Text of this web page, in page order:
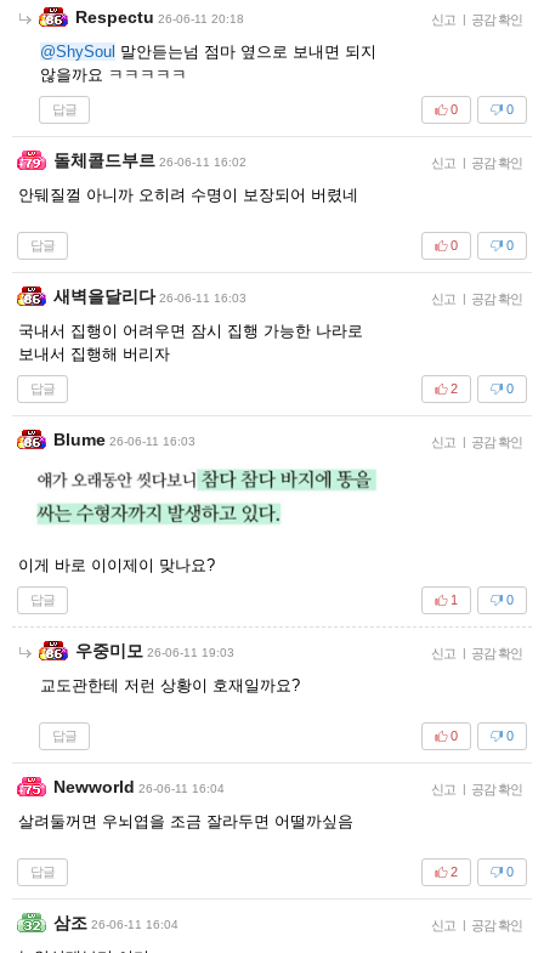
Respectu 26-06-11 20:18 신고 | 공감 확인
@ShySoul 말안듣는넘 점마 옆으로 보내면 되지
않을까요 ㅋㅋㅋㅋㅋ
답글 0
0
돌체콜드부르 26-06-11 16:02 신고 | 공감 확인
안뒈질껄 아니까 오히려 수명이 보장되어 버렸네
답글 0
0
새벽을달리다 26-06-11 16:03 신고 | 공감 확인
국내서 집행이 어려우면 잠시 집행 가능한 나라로
보내서 집행해 버리자
답글 0
2
Blume 26-06-11 16:03 신고 | 공감 확인
이게 바로 이이제이 맞나요?
답글 0
1
우중미모 26-06-11 19:03 신고 | 공감 확인
교도관한테 저런 상황이 호재일까요?
답글 0
0
Newworld 26-06-11 16:04 신고 | 공감 확인
살려둘꺼면 우뇌엽을 조금 잘라두면 어떨까싶음
답글 0
2
삼조 26-06-11 16:04 신고 | 공감 확인